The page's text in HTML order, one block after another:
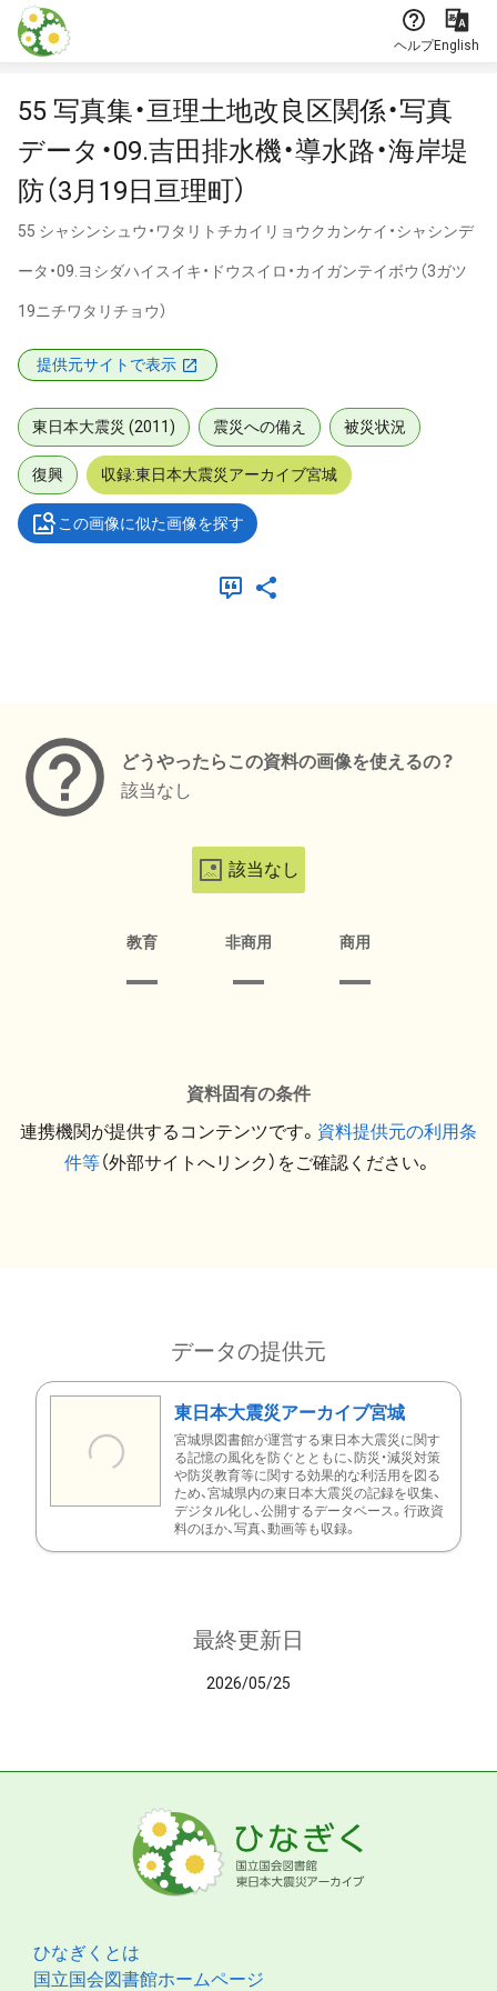
本文に飛ぶ
ヘルプEnglish
55 写真集・亘理土地改良区関係・写真
データ・09.吉田排水機・導水路・海岸堤
防（3月19日亘理町）
55 シャシンシュウ・ワタリトチカイリョウクカンケイ・シャシンデ
ータ・09.ヨシダハイスイキ・ドウスイロ・カイガンテイボウ（3ガツ
19ニチワタリチョウ）
提供元サイトで表示
東日本大震災 (2011) 震災への備え 被災状況
復興 収録:東日本大震災アーカイブ宮城
この画像に似た画像を探す
どうやったらこの資料の画像を使えるの？
該当なし
該当なし
教育 非商用 商用
資料固有の条件
連携機関が提供するコンテンツです。 資料提供元の利用条
件等（外部サイトへリンク）をご確認ください。
データの提供元
東日本大震災アーカイブ宮城
宮城県図書館が運営する東日本大震災に関す
る記憶の風化を防ぐとともに、防災・減災対策
や防災教育等に関する効果的な利活用を図る
ため、宮城県内の東日本大震災の記録を収集、
デジタル化し、公開するデータベース。行政資
料のほか、写真、動画等も収録。
最終更新日
2026/05/25
ひなぎくとは
国立国会図書館ホームページ